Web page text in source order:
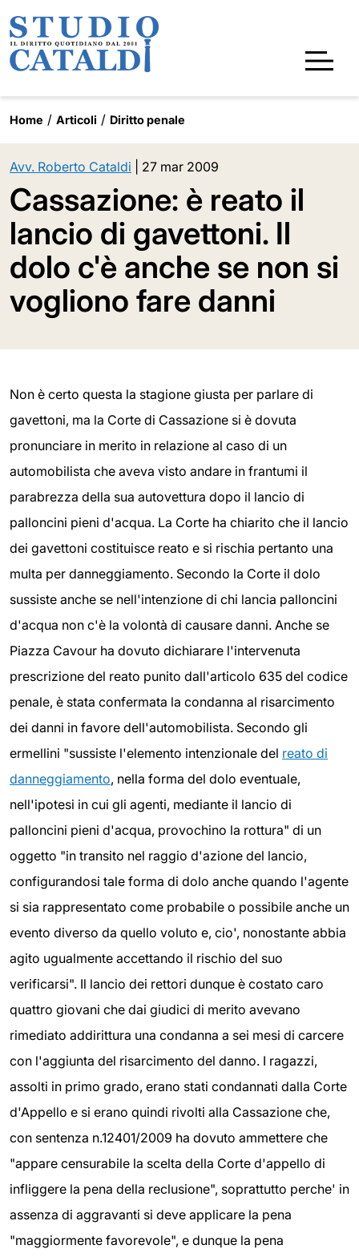
Home Articoli Diritto penale
Avv. Roberto Cataldi 27 mar 2009
Cassazione: è reato il
lancio di gavettoni. Il
dolo c'è anche se non si
vogliono fare danni
Non è certo questa la stagione giusta per parlare di
gavettoni, ma la Corte di Cassazione si è dovuta
pronunciare in merito in relazione al caso di un
automobilista che aveva visto andare in frantumi il
parabrezza della sua autovettura dopo il lancio di
palloncini pieni d'acqua. La Corte ha chiarito che il lancio
dei gavettoni costituisce reato e si rischia pertanto una
multa per danneggiamento. Secondo la Corte il dolo
sussiste anche se nell'intenzione di chi lancia palloncini
d'acqua non c'è la volontà di causare danni. Anche se
Piazza Cavour ha dovuto dichiarare l'intervenuta
prescrizione del reato punito dall'articolo 635 del codice
penale, è stata confermata la condanna al risarcimento
dei danni in favore dell'automobilista. Secondo gli
ermellini "sussiste l'elemento intenzionale del reato di
danneggiamento, nella forma del dolo eventuale,
nell'ipotesi in cui gli agenti, mediante il lancio di
palloncini pieni d'acqua, provochino la rottura" di un
oggetto "in transito nel raggio d'azione del lancio,
configurandosi tale forma di dolo anche quando l'agente
si sia rappresentato come probabile o possibile anche un
evento diverso da quello voluto e, cio', nonostante abbia
agito ugualmente accettando il rischio del suo
verificarsi". Il lancio dei rettori dunque è costato caro
quattro giovani che dai giudici di merito avevano
rimediato addirittura una condanna a sei mesi di carcere
con l'aggiunta del risarcimento del danno. I ragazzi,
assolti in primo grado, erano stati condannati dalla Corte
d'Appello e si erano quindi rivolti alla Cassazione che,
con sentenza n.12401/2009 ha dovuto ammettere che
"appare censurabile la scelta della Corte d'appello di
infliggere la pena della reclusione", soprattutto perche' in
assenza di aggravanti si deve applicare la pena
"maggiormente favorevole", e dunque la pena